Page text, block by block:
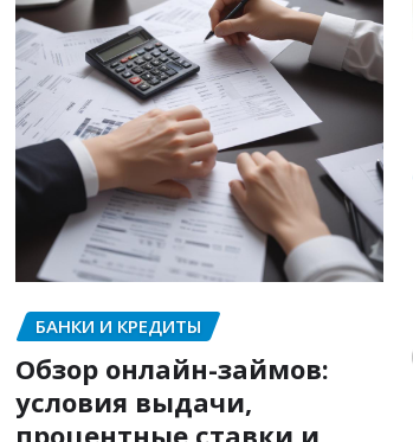
БАНКИ И КРЕДИТЫ
Обзор онлайн-займов:
условия выдачи,